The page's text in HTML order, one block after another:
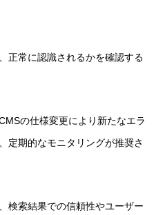
正常に認識されるかを確認する
の仕様変更により新たなエラ
定期的なモニタリングが推奨さ
検索結果での信頼性やユーザー